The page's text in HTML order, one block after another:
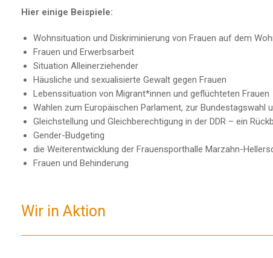
Hier einige Beispiele:
Wohnsituation und Diskriminierung von Frauen auf dem
Frauen und Erwerbsarbeit
Situation Alleinerziehender
Häusliche und sexualisierte Gewalt gegen Frauen
Lebenssituation von Migrant*innen und geflüchteten Frauen
Wahlen zum Europäischen Parlament, zur Bundestagswahl
Gleichstellung und Gleichberechtigung in der DDR – ein
Gender-Budgeting
die Weiterentwicklung der Frauensporthalle Marzahn-
Frauen und Behinderung
Wir in Aktion